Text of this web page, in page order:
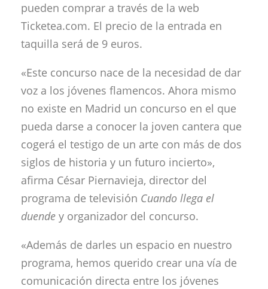
pueden comprar a través de la web
Ticketea.com. El precio de la entrada en
taquilla será de 9 euros.
«Este concurso nace de la necesidad de dar
voz a los jóvenes flamencos. Ahora mismo
no existe en Madrid un concurso en el que
pueda darse a conocer la joven cantera que
cogerá el testigo de un arte con más de dos
siglos de historia y un futuro incierto»,
afirma César Piernavieja, director del
programa de televisión Cuando llega el
duende y organizador del concurso.
«Además de darles un espacio en nuestro
programa, hemos querido crear una vía de
comunicación directa entre los jóvenes